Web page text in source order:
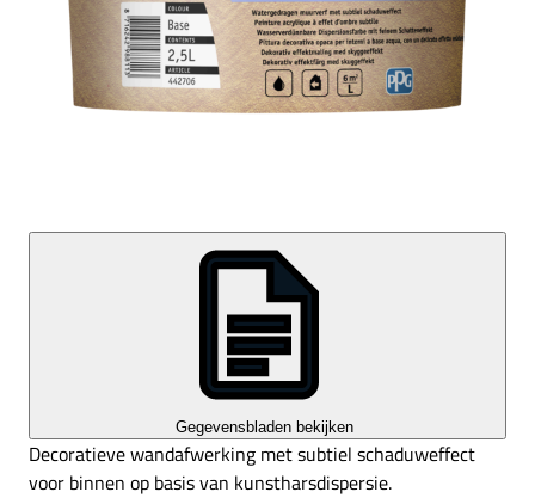
Gegevensbladen bekijken
Decoratieve wandafwerking met subtiel schaduweffect
voor binnen op basis van kunstharsdispersie.